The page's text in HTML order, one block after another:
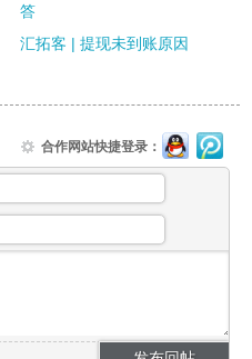
答
汇拓客 | 提现未到账原因
合作网站快捷登录：